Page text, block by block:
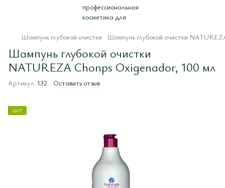
Шампунь глубокой очистки Шампунь глубокой очистки
Шампунь глубокой очистки
NATUREZA Chonps Oxigenador, 100 мл
Артикул: 132 Оставить отзыв
ХИТ